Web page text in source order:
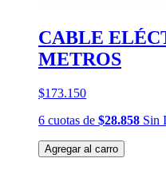
CABLE
METROS
$173.150
6 cuotas de $28.858 Sin
Agregar al carro